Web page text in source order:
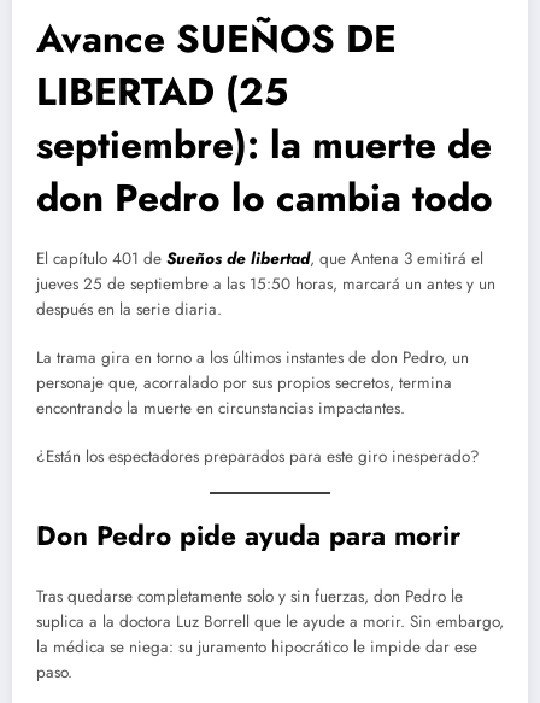
Avance SUEÑOS DE
LIBERTAD (25
septiembre): la muerte de
don Pedro lo cambia todo
El capítulo 401 de Sueños de libertad, que Antena 3 emitirá el
jueves 25 de septiembre a las 15:50 horas, marcará un antes y un
después en la serie diaria.
La trama gira en torno a los últimos instantes de don Pedro, un
personaje que, acorralado por sus propios secretos, termina
encontrando la muerte en circunstancias impactantes.
¿Están los espectadores preparados para este giro inesperado?
Don Pedro pide ayuda para morir
Tras quedarse completamente solo y sin fuerzas, don Pedro le
suplica a la doctora Luz Borrell que le ayude a morir. Sin embargo,
la médica se niega: su juramento hipocrático le impide dar ese
paso.